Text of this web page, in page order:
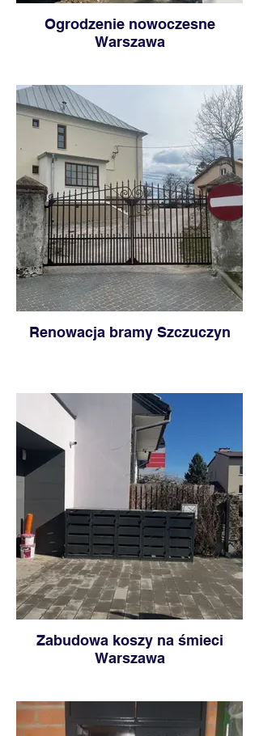
Ogrodzenie nowoczesne
Warszawa
Renowacja bramy Szczuczyn
Zabudowa koszy na śmieci
Warszawa